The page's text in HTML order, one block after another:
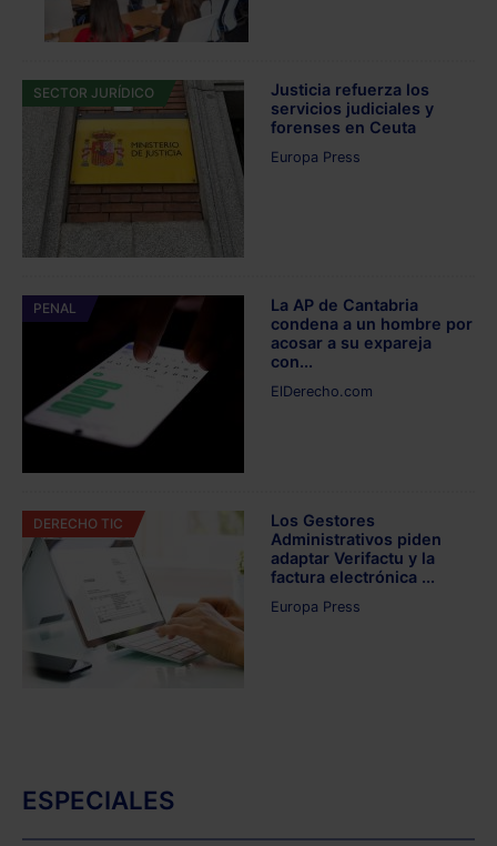
Justicia refuerza los
servicios judiciales y
forenses en Ceuta
Europa Press
SECTOR JURÍDICO
La AP de Cantabria
condena a un hombre por
acosar a su expareja
con...
ElDerecho.com
PENAL
Los Gestores
Administrativos piden
adaptar Verifactu y la
factura electrónica ...
Europa Press
DERECHO TIC
ESPECIALES